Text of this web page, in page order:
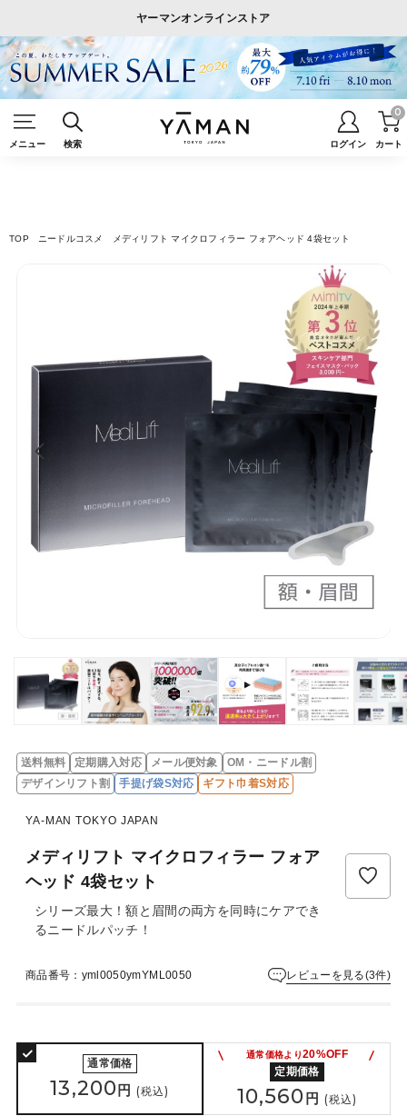
ヤーマンオンラインストア
メニュー 検索 ログイン カート
0
TOP ニードルコスメ メディリフト マイクロフィラー フォアヘッド 4袋セット
送料無料 定期購入対応 メール便対象
OM・ニードル割
デザインリフト割
手提げ袋S対応 ギフト巾着S対応
YA-MAN TOKYO JAPAN
メディリフト マイクロフィラー フォア
ヘッド 4袋セット
シリーズ最大！額と眉間の両方を同時にケアでき
るニードルパッチ！
商品番号：yml0050ymYML0050 レビューを見る(3件)
通常価格
13,200 円 (税込)
通常価格より20%OFF
定期価格
10,560 円 (税込)